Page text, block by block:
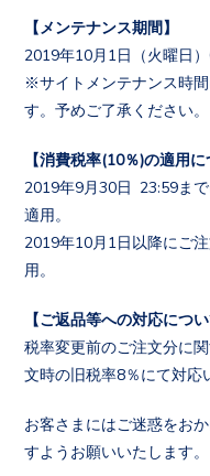
【メンテナンス期間】
2019年10月1日（火曜日
※サイトメンテナンス時
す。予めご了承ください。
【消費税率(10％)の適用に
2019年9月30日 23:59ま
適用。
2019年10月1日以降にご
用。
【ご返品等への対応につい
税率変更前のご注文分に
文時の旧税率8％にて対応
お客さまにはご迷惑をお
すようお願いいたします。